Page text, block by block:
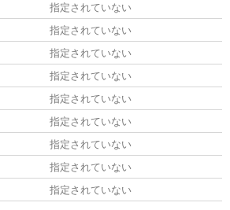
指定されていない
指定されていない
指定されていない
指定されていない
指定されていない
指定されていない
指定されていない
指定されていない
指定されていない